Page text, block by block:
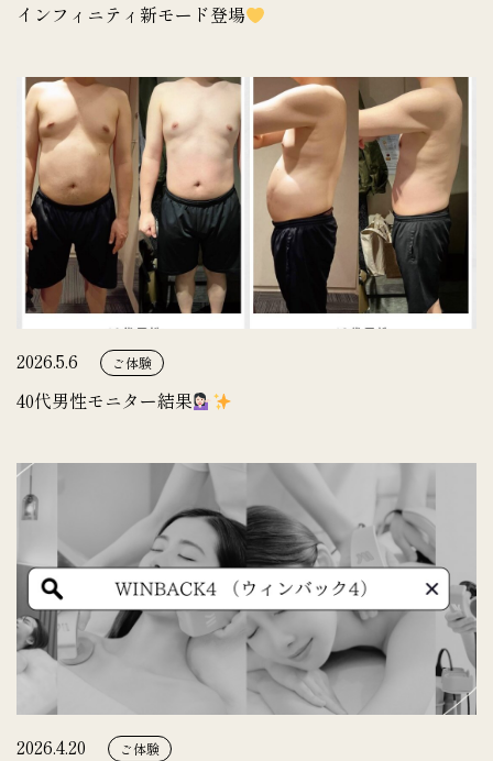
インフィニティ新モード登場
2026.5.6 ご体験
40代男性モニター結果
2026.4.20 ご体験